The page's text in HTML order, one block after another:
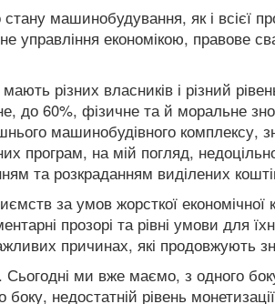
машинобудування, як і всієї
управління економікою, правове
різних власників і різний
до 60%, фізичне та й моральне
машинобудівного комплексу,
програм, на мій погляд,
та розкраданням виділених
за умов жорсткої економічної
прозорі та рівні умови для
причинах, які продовжують
ми вже маємо, з одного
недостатній рівень